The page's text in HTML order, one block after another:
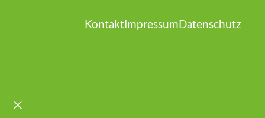
Kontakt Impressum Datenschutz